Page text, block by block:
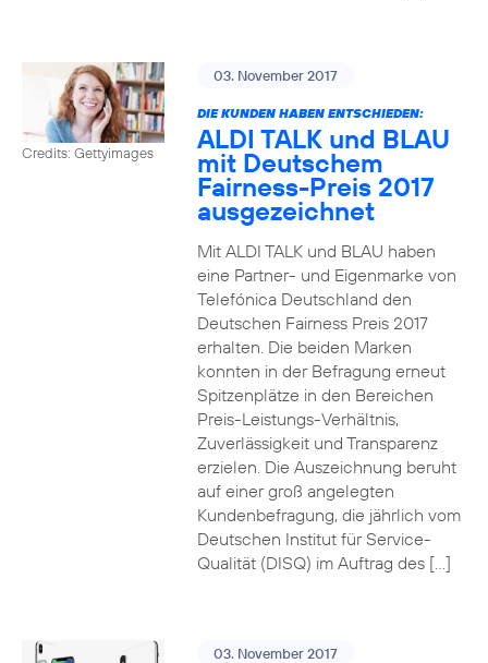
Credits: Gettyimages
03. November 2017
DIE KUNDEN HABEN ENTSCHIEDEN:
ALDI TALK und BLAU
mit Deutschem
Fairness-Preis 2017
ausgezeichnet
Mit ALDI TALK und BLAU haben
eine Partner- und Eigenmarke von
Telefónica Deutschland den
Deutschen Fairness Preis 2017
erhalten. Die beiden Marken
konnten in der Befragung erneut
Spitzenplätze in den Bereichen
Preis-Leistungs-Verhältnis,
Zuverlässigkeit und Transparenz
erzielen. Die Auszeichnung beruht
auf einer groß angelegten
Kundenbefragung, die jährlich vom
Deutschen Institut für Service-
Qualität (DISQ) im Auftrag des […]
03. November 2017